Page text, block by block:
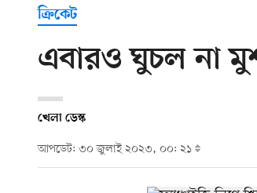
ক্রিকেট
এবারও ঘুচল না
খেলা ডেস্ক
আপডেট: ৩০ জুলাই ২০২৩, ০০: ২১